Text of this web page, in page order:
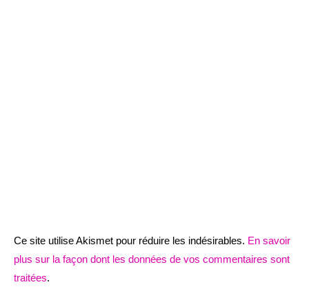
Ce site utilise Akismet pour réduire les indésirables. En savoir
plus sur la façon dont les données de vos commentaires sont
traitées.